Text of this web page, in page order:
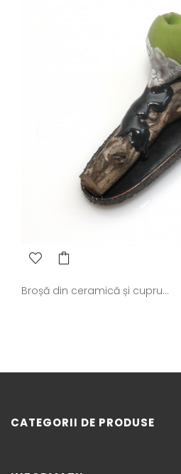
Broșă din ceramică și cupru...
CATEGORII DE PRODUSE